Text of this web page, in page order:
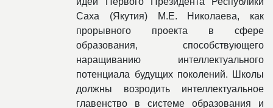
Саха (Якутия) М.Е. Николаева, как
прорывного проекта в сфере
образования, способствующего
наращиванию интеллектуального
потенциала будущих поколений. Школы
должны возродить интеллектуальное
главенство в системе образования и